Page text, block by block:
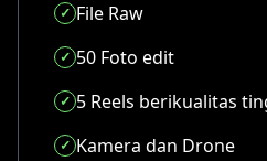
File Raw
50 Foto edit
5 Reels berikualitas
Kamera dan Drone